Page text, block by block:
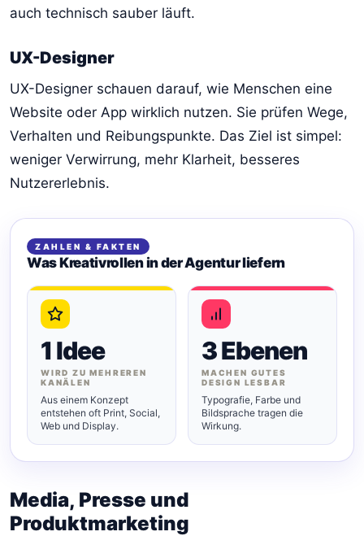
auch technisch sauber läuft.
UX-Designer
UX-Designer schauen darauf, wie Menschen eine
Website oder App wirklich nutzen. Sie prüfen Wege,
Verhalten und Reibungspunkte. Das Ziel ist simpel:
weniger Verwirrung, mehr Klarheit, besseres
Nutzererlebnis.
ZAHLEN & FAKTEN
Was Kreativrollen in der Agentur liefern
1 Idee
WIRD ZU MEHREREN
KANÄLEN
Aus einem Konzept
entstehen oft Print, Social,
Web und Display.
3 Ebenen
MACHEN GUTES
DESIGN LESBAR
Typografie, Farbe und
Bildsprache tragen die
Wirkung.
Media, Presse und
Produktmarketing